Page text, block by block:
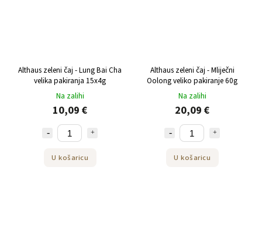
Althaus zeleni čaj - Lung Bai Cha
velika pakiranja 15x4g
Na zalihi
10,09 €
U košaricu
Althaus zeleni čaj - Mliječni
Oolong veliko pakiranje 60g
Na zalihi
20,09 €
U košaricu